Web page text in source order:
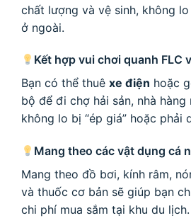
chất lượng và vệ sinh, không lo
ở ngoài.
Kết hợp vui chơi quanh FLC
Bạn có thể thuê xe điện hoặc
bộ để đi chợ hải sản, nhà hàng
không lo bị “ép giá” hoặc phải
Mang theo các vật dụng cá
Mang theo đồ bơi, kính râm,
và thuốc cơ bản sẽ giúp bạn
chi phí mua sắm tại khu du lịch.